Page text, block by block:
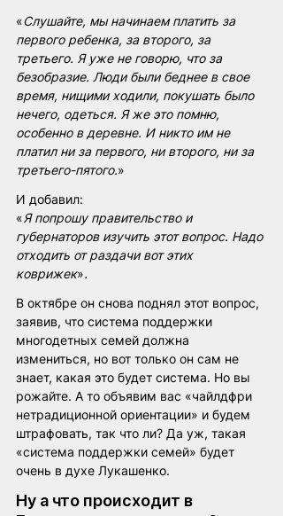
«Слушайте, мы начинаем платить за
первого ребенка, за второго, за
третьего. Я уже не говорю, что за
безобразие. Люди были беднее в свое
время, нищими ходили, покушать было
нечего, одеться. Я же это помню,
особенно в деревне. И никто им не
платил ни за первого, ни второго, ни за
третьего-пятого.»
И добавил:
«Я попрошу правительство и
губернаторов изучить этот вопрос. Надо
отходить от раздачи вот этих
коврижек».
В октябре он снова поднял этот вопрос,
заявив, что система поддержки
многодетных семей должна
измениться, но вот только он сам не
знает, какая это будет система. Но вы
рожайте. А то объявим вас «чайлдфри
нетрадиционной ориентации» и будем
штрафовать, так что ли? Да уж, такая
«система поддержки семей» будет
очень в духе Лукашенко.
Ну а что происходит в